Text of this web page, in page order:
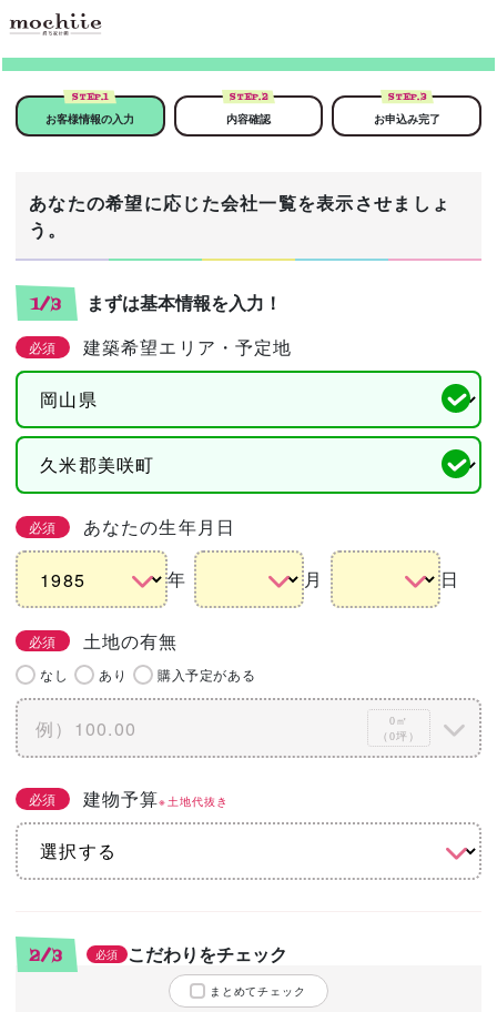
STEP.1
お客様情報の入力
STEP.2
内容確認
STEP.3
お申込み完了
あなたの希望に応じた会社一覧を表示させましょ
う。
1/3 まずは基本情報を入力！
必須 建築希望エリア・予定地
必須 あなたの生年月日
年 月 日
必須 土地の有無
なし あり 購入予定がある
0㎡
（0坪）
必須 建物予算※土地代抜き
2/3 必須 こだわりをチェック
まとめてチェック